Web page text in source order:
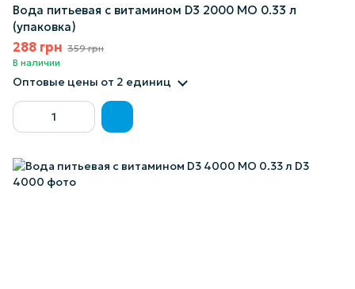
Вода питьевая с витамином D3 2000 МО 0.33 л
(упаковка)
288 грн 359 грн
В наличии
Оптовые цены от 2 единиц